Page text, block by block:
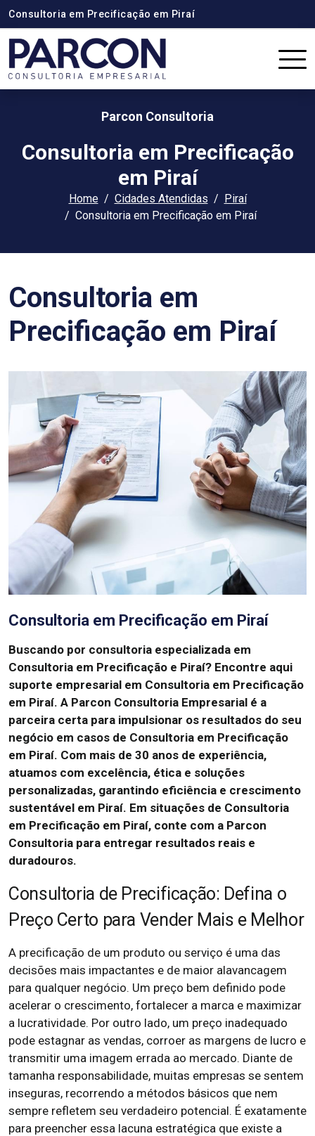
Consultoria em Precificação em Piraí
Parcon Consultoria
Consultoria em Precificação
em Piraí
Home Cidades Atendidas
Piraí
Consultoria em Precificação em Piraí
Consultoria em
Precificação em Piraí
Consultoria em Precificação em Piraí
Buscando por consultoria especializada em
Consultoria em Precificação e Piraí? Encontre aqui
suporte empresarial em Consultoria em Precificação
em Piraí. A Parcon Consultoria Empresarial é a
parceira certa para impulsionar os resultados do seu
negócio em casos de Consultoria em Precificação
em Piraí. Com mais de 30 anos de experiência,
atuamos com excelência, ética e soluções
personalizadas, garantindo eficiência e crescimento
sustentável em Piraí. Em situações de Consultoria
em Precificação em Piraí, conte com a Parcon
Consultoria para entregar resultados reais e
duradouros.
Consultoria de Precificação: Defina o
Preço Certo para Vender Mais e Melhor
A precificação de um produto ou serviço é uma das
decisões mais impactantes e de maior alavancagem
para qualquer negócio. Um preço bem definido pode
acelerar o crescimento, fortalecer a marca e maximizar
a lucratividade. Por outro lado, um preço inadequado
pode estagnar as vendas, corroer as margens de lucro e
transmitir uma imagem errada ao mercado. Diante de
tamanha responsabilidade, muitas empresas se sentem
inseguras, recorrendo a métodos básicos que nem
sempre refletem seu verdadeiro potencial. É exatamente
para preencher essa lacuna estratégica que existe a